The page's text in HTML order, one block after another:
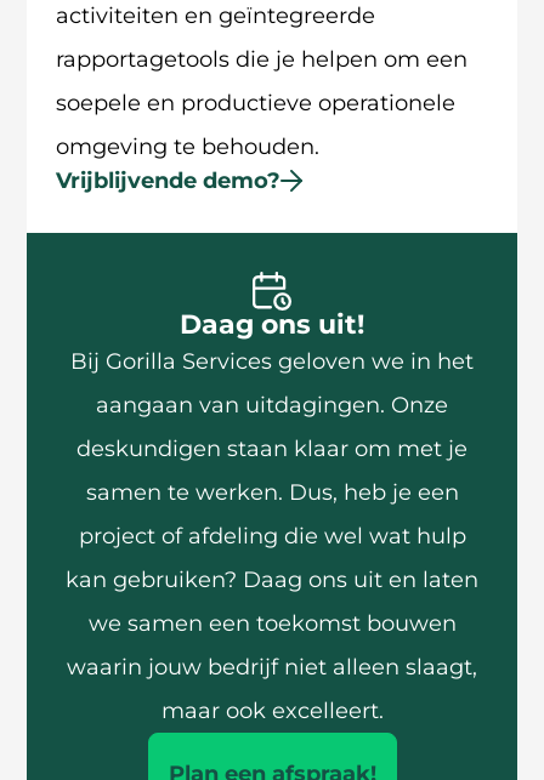
activiteiten en geïntegreerde
rapportagetools die je helpen om een
soepele en productieve operationele
omgeving te behouden.
Vrijblijvende demo?
Daag ons uit!
Bij Gorilla Services geloven we in het
aangaan van uitdagingen. Onze
deskundigen staan klaar om met je
samen te werken. Dus, heb je een
project of afdeling die wel wat hulp
kan gebruiken? Daag ons uit en laten
we samen een toekomst bouwen
waarin jouw bedrijf niet alleen slaagt,
maar ook excelleert.
Plan een afspraak!